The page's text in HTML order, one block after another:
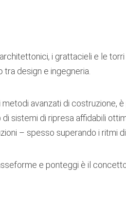
i grattacieli e le
design e ingegneria.
avanzati di costruzione,
sistemi di ripresa affidabili
– spesso superando i ritmi
e ponteggi è il